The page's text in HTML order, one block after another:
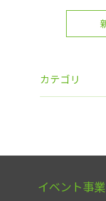
カテゴリ
イベント事業